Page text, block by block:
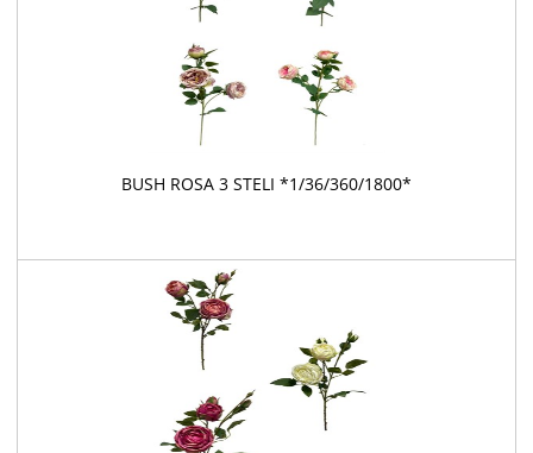
BUSH ROSA 3 STELI *1/36/360/1800*